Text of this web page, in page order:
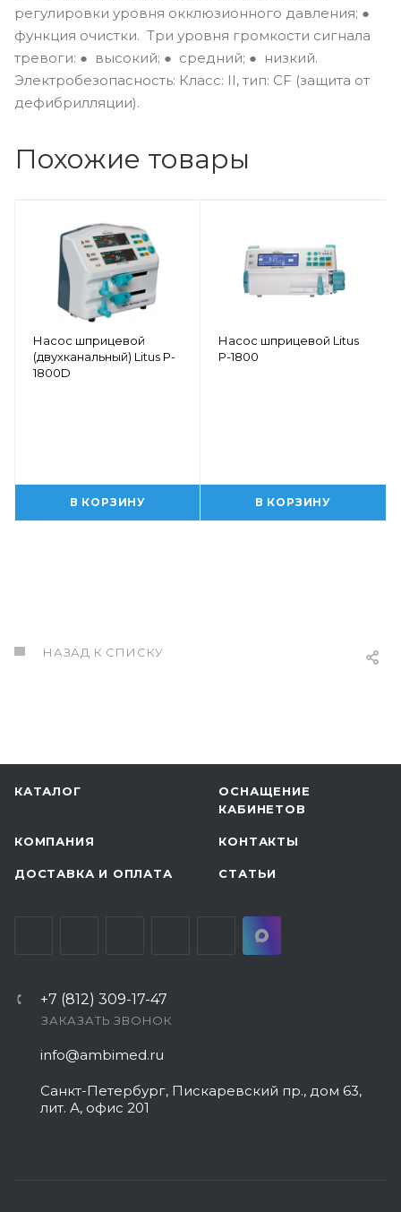
регулировки уровня окклюзионного давления; ●
функция очистки. Три уровня громкости сигнала
тревоги: ● высокий; ● средний; ● низкий.
Электробезопасность: Класс: II, тип: CF (защита от
дефибрилляции).
Похожие товары
Насос шприцевой
(двухканальный) Litus P-
1800D
В КОРЗИНУ
Насос шприцевой Litus
P-1800
В КОРЗИНУ
НАЗАД К СПИСКУ
КАТАЛОГ
ОСНАЩЕНИЕ
КАБИНЕТОВ
КОМПАНИЯ КОНТАКТЫ
ДОСТАВКА И ОПЛАТА СТАТЬИ
+7 (812) 309-17-47
ЗАКАЗАТЬ ЗВОНОК
info@ambimed.ru
Санкт-Петербург, Пискаревский пр., дом 63,
лит. А, офис 201